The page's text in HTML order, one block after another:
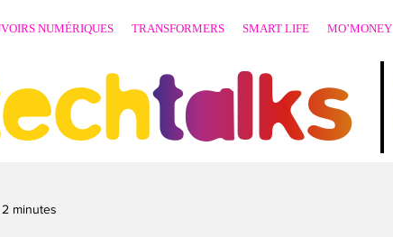
NUMÉRIQUES TRANSFORMERS SMART LIFE MO’MONEY
2 minutes